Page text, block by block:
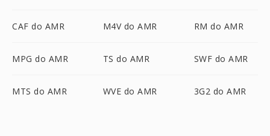
CAF do AMR M4V do AMR RM do AMR
MPG do AMR TS do AMR SWF do AMR
MTS do AMR WVE do AMR 3G2 do AMR